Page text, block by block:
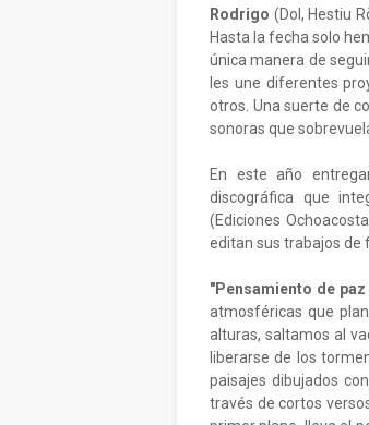
Rodrigo (Dol, Hestiu
Hasta la fecha solo
única manera de
les une diferentes
otros. Una suerte de
sonoras que
En este año
discográfica que
(Ediciones
editan sus trabajos de
"Pensamiento de
atmosféricas que
alturas, saltamos al
liberarse de los
paisajes dibujados
través de cortos